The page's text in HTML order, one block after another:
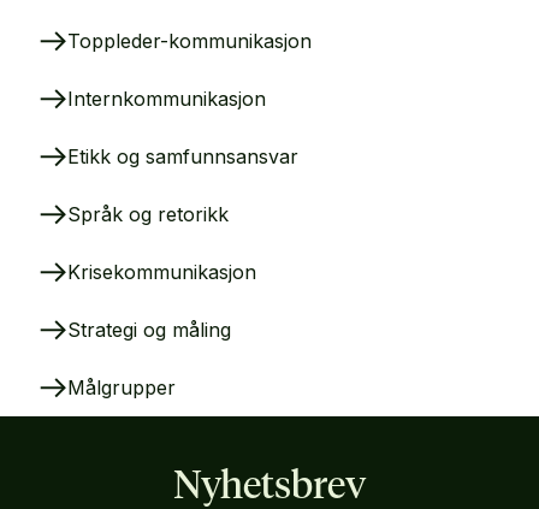
Toppleder-kommunikasjon
Internkommunikasjon
Etikk og samfunnsansvar
Språk og retorikk
Krisekommunikasjon
Strategi og måling
Målgrupper
Nyhetsbrev